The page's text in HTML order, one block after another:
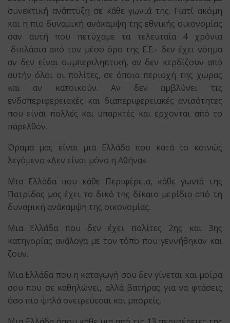
συνεκτική ανάπτυξη σε κάθε γωνιά της. Γιατί ακόμη
και η πιο δυναμική ανάκαμψη της εθνικής οικονομίας
σαν αυτή που πετύχαμε τα τελευταία 4 χρόνια
-διπλάσια από τον μέσο όρο της Ε.Ε.- δεν έχει νόημα
αν δεν είναι συμπεριληπτική, αν δεν κερδίζουν από
αυτήν όλοι οι πολίτες, σε όποια περιοχή της χώρας
και αν κατοικούν. Αν δεν αμβλύνει τις
ενδοπεριφερειακές και διαπεριφερειακές ανισότητες
που είναι πολλές και υπαρκτές και έρχονται από το
παρελθόν.
Όραμα μας είναι μια Ελλάδα που κατά το κοινώς
λεγόμενο «Δεν είναι μόνο η Αθήνα».
Μια Ελλάδα που κάθε Περιφέρεια, κάθε γωνιά της
Πατρίδας μας έχει το δικό της δίκαιο μερίδιο από τη
δυναμική ανάκαμψη της οικονομίας.
Μια Ελλάδα που δεν έχει πολίτες 2ης και 3ης
κατηγορίας ανάλογα με τον τόπο που γεννήθηκαν και
ζουν.
Μια Ελλάδα που η καταγωγή σου δεν γίνεται και μοίρα
σου που σε καθηλώνει, αλλά βατήρας για να φτάσεις
όσο πιο ψηλά ονειρεύεσαι και μπορείς.